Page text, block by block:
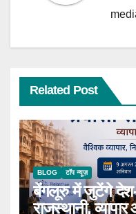
Related Post
BLOG टॉप न्यूज़
बेंगलूरु में जुटेंगे देश-
राजस्थानी,